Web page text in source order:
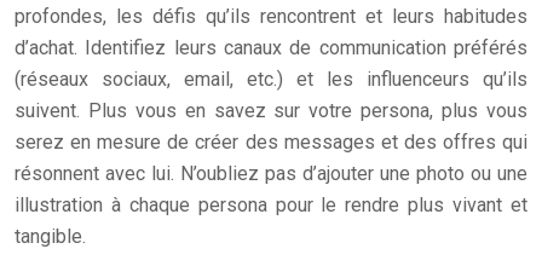
profondes, les défis qu’ils rencontrent et leurs habitudes
d’achat. Identifiez leurs canaux de communication préférés
(réseaux sociaux, email, etc.) et les influenceurs qu’ils
suivent. Plus vous en savez sur votre persona, plus vous
serez en mesure de créer des messages et des offres qui
résonnent avec lui. N’oubliez pas d’ajouter une photo ou une
illustration à chaque persona pour le rendre plus vivant et
tangible.